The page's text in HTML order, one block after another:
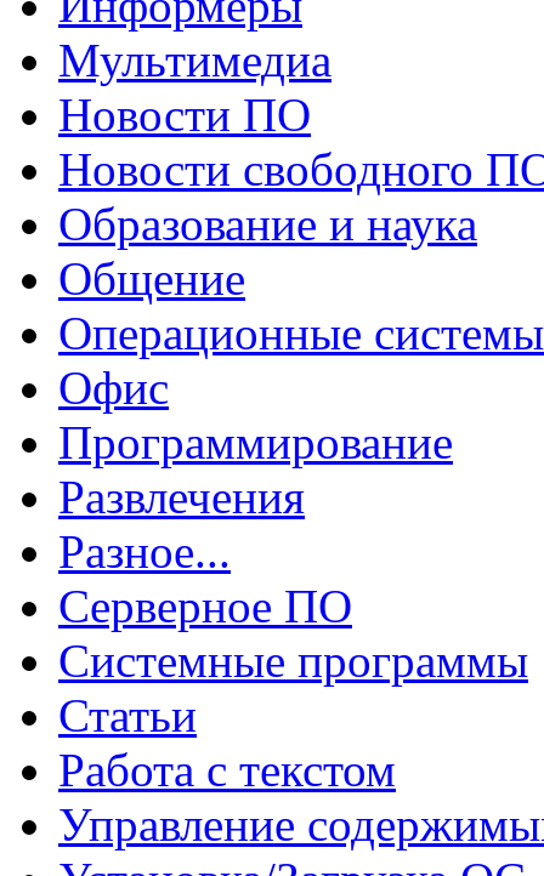
Мультимедиа
Новости ПО
Новости свободного
Образование и наука
Общение
Операционные системы
Офис
Программирование
Развлечения
Разное...
Серверное ПО
Системные программы
Статьи
Работа с текстом
Управление